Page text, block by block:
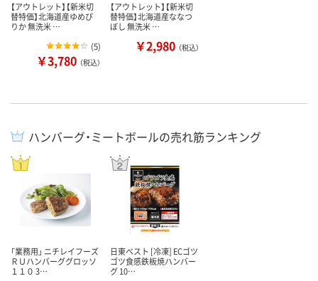
【アウトレット】【新米切
替特価】北海道産ゆめぴ
りか 無洗米 …
(5)
￥3,780 （税込）
【アウトレット】【新米切
替特価】北海道産ななつ
ぼし 無洗米 …
￥2,980 （税込）
ハンバーグ・ミートボールの売れ筋ランキング
「業務用」 ニチレイフーズ
ＲＵハンバーググロッソ
１１０ 3…
日東ベスト [冷凍] ECゴツ
ゴツ食感鉄板焼ハンバー
グ 10…